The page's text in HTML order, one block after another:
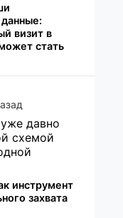
визит в
стать
давно
схемой
инструмент
захвата